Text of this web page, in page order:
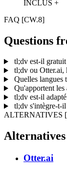
INCLUS +
FAQ [CW.8]
Questions
tl;dv est-il gratuit
tl;dv ou Otter.ai,
Quelles langues
Qu'apportent
tl;dv est-il
tl;dv s'intègre-t-il
ALTERNATIVES
Otter.ai